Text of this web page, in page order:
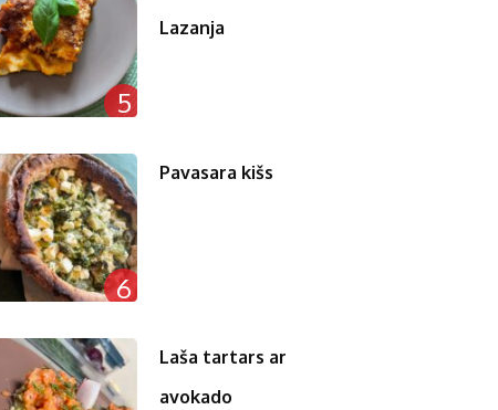
5
Lazanja
6
Pavasara kišs
Laša tartars ar
avokado